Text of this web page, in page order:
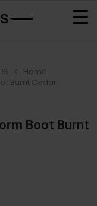
Home
Burnt Cedar
Boot Burnt